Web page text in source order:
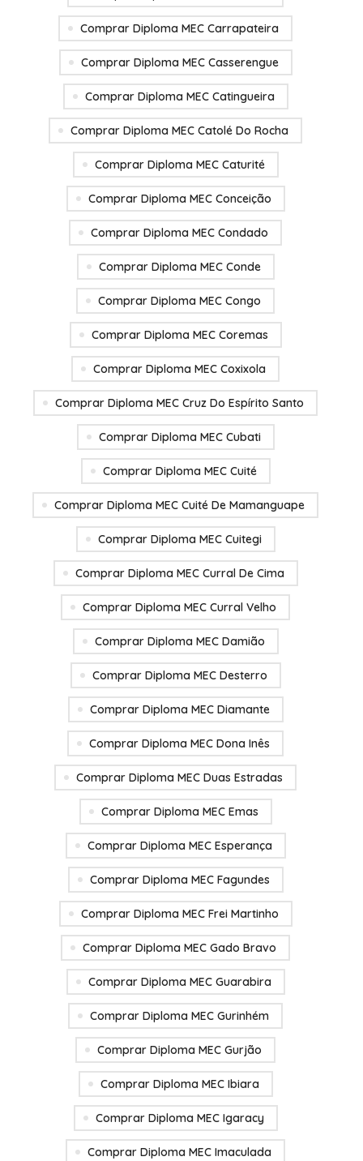
Comprar Diploma MEC Carrapateira
Comprar Diploma MEC Casserengue
Comprar Diploma MEC Catingueira
Comprar Diploma MEC Catolé Do Rocha
Comprar Diploma MEC Caturité
Comprar Diploma MEC Conceição
Comprar Diploma MEC Condado
Comprar Diploma MEC Conde
Comprar Diploma MEC Congo
Comprar Diploma MEC Coremas
Comprar Diploma MEC Coxixola
Comprar Diploma MEC Cruz Do Espírito Santo
Comprar Diploma MEC Cubati
Comprar Diploma MEC Cuité
Comprar Diploma MEC Cuité De Mamanguape
Comprar Diploma MEC Cuitegi
Comprar Diploma MEC Curral De Cima
Comprar Diploma MEC Curral Velho
Comprar Diploma MEC Damião
Comprar Diploma MEC Desterro
Comprar Diploma MEC Diamante
Comprar Diploma MEC Dona Inês
Comprar Diploma MEC Duas Estradas
Comprar Diploma MEC Emas
Comprar Diploma MEC Esperança
Comprar Diploma MEC Fagundes
Comprar Diploma MEC Frei Martinho
Comprar Diploma MEC Gado Bravo
Comprar Diploma MEC Guarabira
Comprar Diploma MEC Gurinhém
Comprar Diploma MEC Gurjão
Comprar Diploma MEC Ibiara
Comprar Diploma MEC Igaracy
Comprar Diploma MEC Imaculada